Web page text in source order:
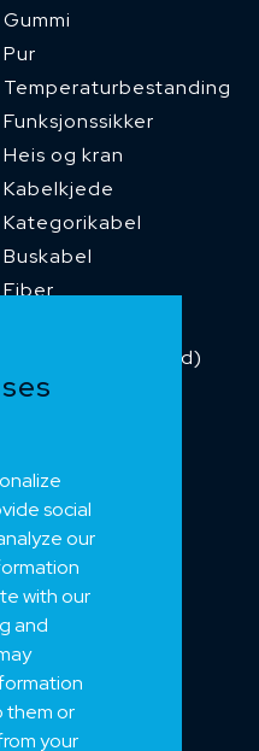
social
our
with our
and
them or
your
Gummi
Pur
Temperaturbestanding
Funksjonssikker
Heis og kran
Kabelkjede
Kategorikabel
Buskabel
Fiber
Kombikabel (Hybrid)
Dnv sertifisert